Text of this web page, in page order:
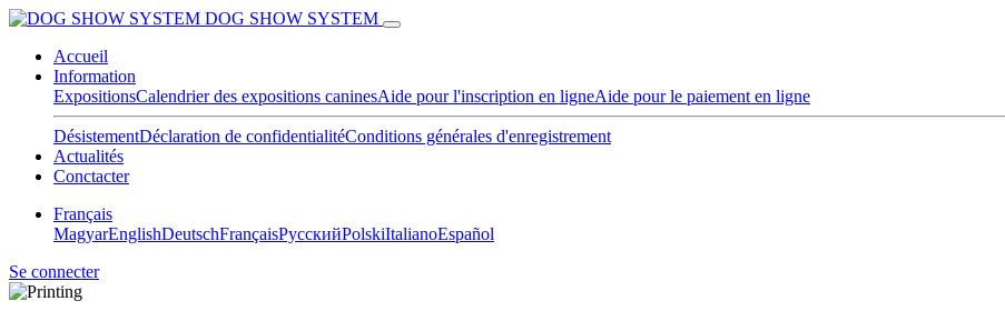
DOG SHOW SYSTEM
Accueil
Information
ExpositionsCalendrier des expositions caninesAide pour l'inscription en ligneAide pour le paiement en ligne
DésistementDéclaration de confidentialitéConditions générales d'enregistrement
Actualités
Conctacter
Français
MagyarEnglishDeutschFrançaisPусскийPolskiItalianoEspañol
Se connecter